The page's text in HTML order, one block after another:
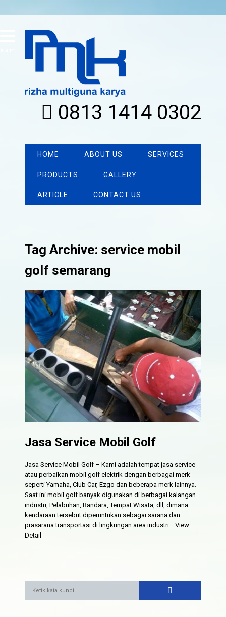
0813 1414 0302
HOME ABOUT US SERVICES
PRODUCTS GALLERY
ARTICLE CONTACT US
Tag Archive: service mobil
golf semarang
Jasa Service Mobil Golf
Jasa Service Mobil Golf – Kami adalah tempat jasa service
atau perbaikan mobil golf elektrik dengan berbagai merk
seperti Yamaha, Club Car, Ezgo dan beberapa merk lainnya.
Saat ini mobil golf banyak digunakan di berbagai kalangan
industri, Pelabuhan, Bandara, Tempat Wisata, dll, dimana
kendaraan tersebut diperuntukan sebagai sarana dan
prasarana transportasi di lingkungan area industri…View
Detail